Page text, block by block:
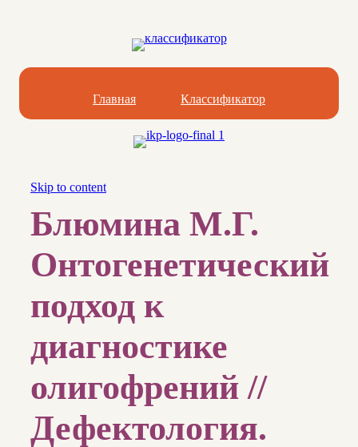
Главная Классификатор
Skip to content
Блюмина М.Г.
Онтогенетический
подход к
диагностике
олигофрений //
Дефектология.